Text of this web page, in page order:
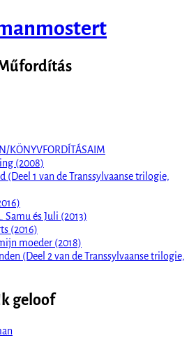
KÖNYVFORDÍTÁSAIM
(2008)
(Deel 1 van de Transsylvaanse trilogie,
Samu és Juli (2013)
(2016)
moeder (2018)
(Deel 2 van de Transsylvaanse trilogie,
geloof